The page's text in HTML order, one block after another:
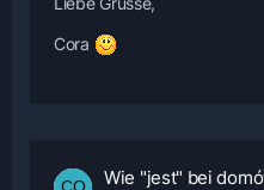
Cora
Wie "jest" bei